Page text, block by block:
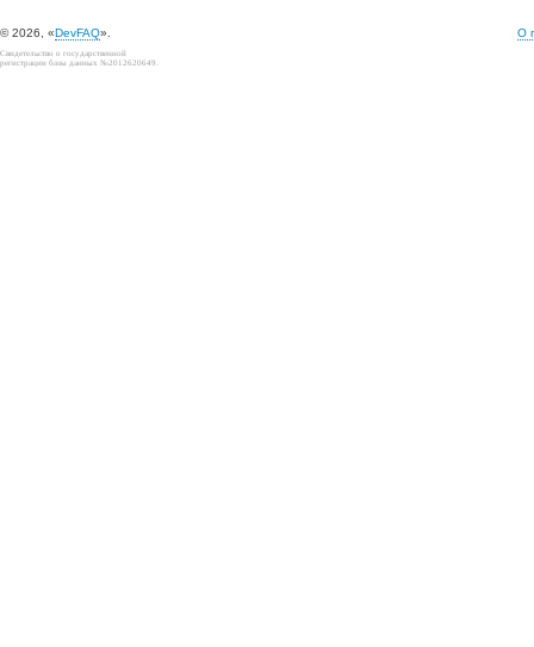
© 2026, «DevFAQ». О
Свидетельство о государственной
регистрации базы данных №2012620649.